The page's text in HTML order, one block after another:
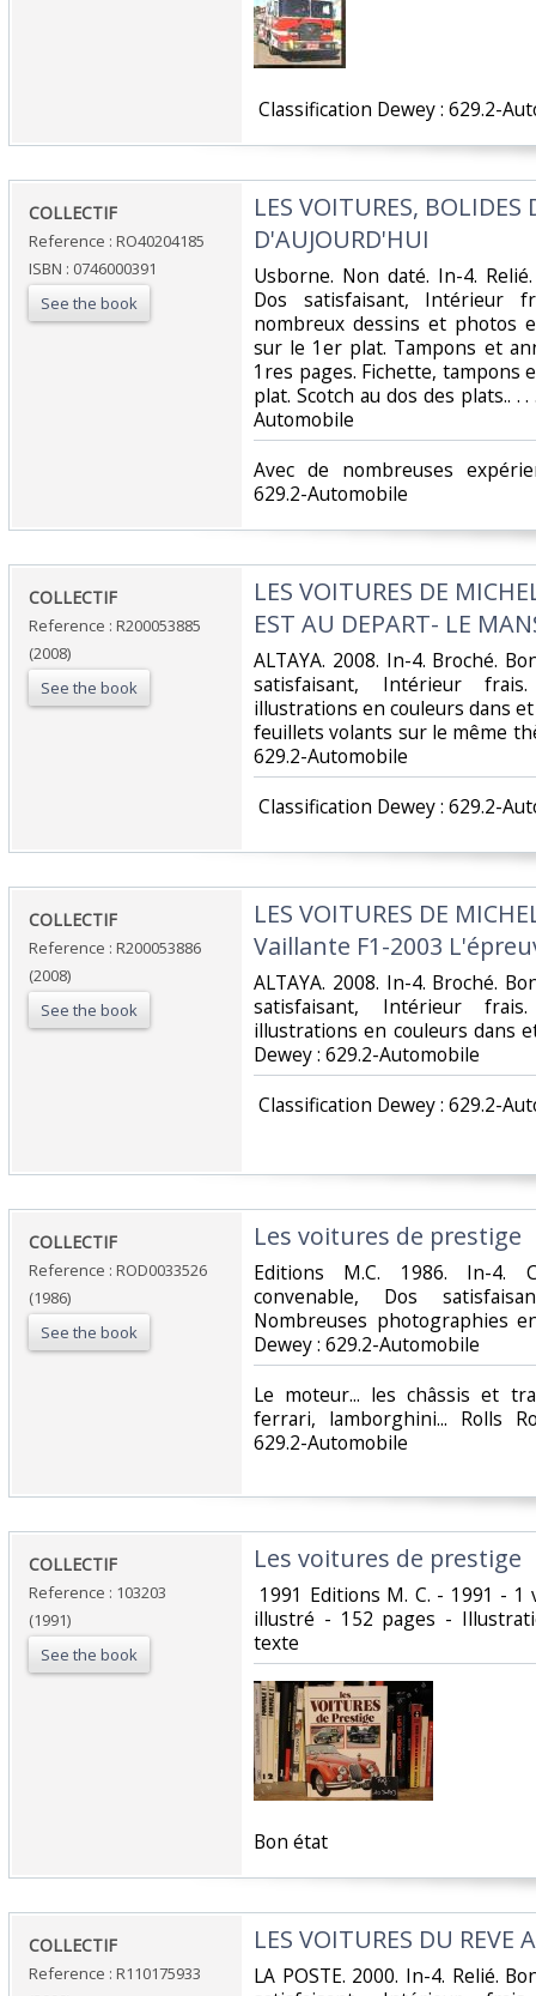
Classification Dewey : 629.2-
‎COLLECTIF‎
Reference : RO40204185
ISBN : 0746000391
See the book
‎LES VOITURES, BOLIDES
D'AUJOURD'HUI‎
‎Usborne. Non daté. In-4.
Dos satisfaisant, Intérieur
nombreux dessins et photos
sur le 1er plat. Tampons et
1res pages. Fichette, tampons
plat. Scotch au dos des plats.. .
Automobile‎
‎Avec de nombreuses
629.2-Automobile‎
‎COLLECTIF‎
Reference : R200053885
(2008)
See the book
‎LES VOITURES DE
EST AU DEPART- LE
‎ALTAYA. 2008. In-4. Broché.
satisfaisant, Intérieur
illustrations en couleurs dans
feuillets volants sur le même
629.2-Automobile‎
Classification Dewey : 629.2-
‎COLLECTIF‎
Reference : R200053886
(2008)
See the book
‎LES VOITURES DE
Vaillante F1-2003
‎ALTAYA. 2008. In-4. Broché.
satisfaisant, Intérieur
illustrations en couleurs dans
Dewey : 629.2-Automobile‎
Classification Dewey : 629.2-
‎COLLECTIF‎
Reference : ROD0033526
(1986)
See the book
‎Les voitures de prestige‎
‎Editions M.C. 1986. In-4.
convenable, Dos
Nombreuses photographies
Dewey : 629.2-Automobile‎
‎Le moteur... les châssis et
ferrari, lamborghini... Rolls
629.2-Automobile‎
‎COLLECTIF‎
Reference : 103203
(1991)
See the book
‎Les voitures de prestige‎
1991 Editions M. C. - 1991 -
illustré - 152 pages -
texte‎
‎Bon état ‎
‎COLLECTIF‎
Reference : R110175933
‎LES VOITURES DU REVE
‎LA POSTE. 2000. In-4. Relié.